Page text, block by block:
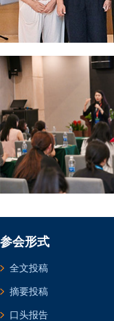
参会形式
全文投稿
摘要投稿
口头报告